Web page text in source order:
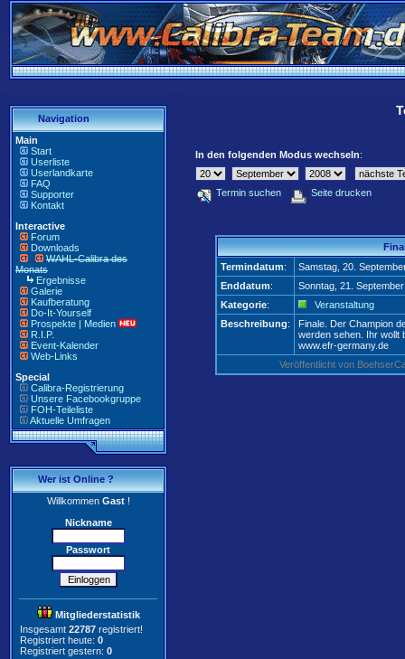
Navigation
Main
Start
Userliste
Userlandkarte
FAQ
Supporter
Kontakt
Interactive
Forum
Downloads
WAHL-Calibra des
Monats
Ergebnisse
Galerie
Kaufberatung
Do-It-Yourself
Prospekte | Medien
R.I.P.
Event-Kalender
Web-Links
Special
Calibra-Registrierung
Unsere Facebookgruppe
FOH-Teileliste
Aktuelle Umfragen
Wer ist Online ?
WillkommenGast!
Nickname
Passwort
Mitgliederstatistik
Insgesamt 22787 registriert!
Registriert heute: 0
Registriert gestern: 0
In den folgenden Modus wechseln:
Termin suchen Seite drucken
Termindatum:
Samstag, 20.
Enddatum:
Sonntag, 21.
Kategorie:
Veranstaltung
Beschreibung:
Finale. Der Champion
werden sehen. Ihr wollt
www.efr-germany.de
Veröffentlicht von